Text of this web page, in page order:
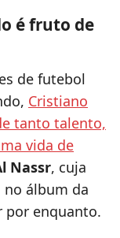
é fruto de
de futebol
Cristiano
tanto talento,
vida de
Nassr, cuja
no álbum da
por enquanto.